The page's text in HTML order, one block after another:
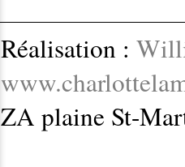
Réalisation :
ZA plaine St-